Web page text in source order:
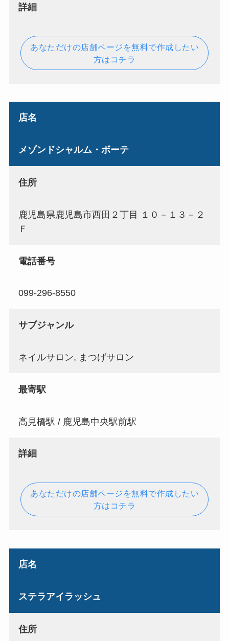
詳細
あなただけの店舗ページを無料で作成したい
方はコチラ
店名
メゾンドシャルム・ボーテ
住所
鹿児島県鹿児島市西田２丁目 １０－１３－２
Ｆ
電話番号
099-296-8550
サブジャンル
ネイルサロン, まつげサロン
最寄駅
高見橋駅 / 鹿児島中央駅前駅
詳細
あなただけの店舗ページを無料で作成したい
方はコチラ
店名
ステラアイラッシュ
住所